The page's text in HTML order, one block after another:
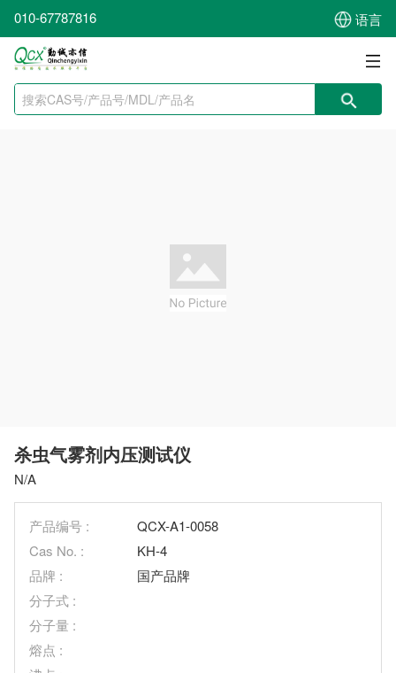
010-67787816 语言
杀虫气雾剂内压测试仪
N/A
产品编号 :
QCX-A1-0058
Cas No. :
KH-4
品牌 :
国产品牌
分子式 :
分子量 :
熔点 :